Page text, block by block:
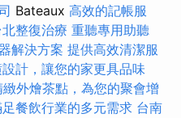
Bateaux 高效的記帳服
北整復治療 重聽專用助聽
解決方案 提供高效清潔服
計，讓您的家更具品味
外燴茶點，為您的聚會增
餐飲行業的多元需求 台南